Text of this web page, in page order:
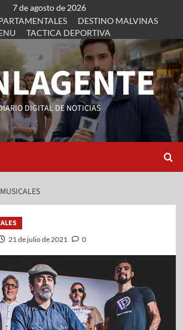
7 de agosto de 2026
DESTINO MALVINAS
TACTICA DEPORTIVA
DIGITAL DE NOTICIAS
21 de julio de 2021 0